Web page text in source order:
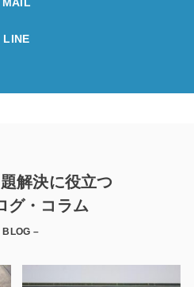
LINE
解決に役立つ
グ・コラム
BLOG –